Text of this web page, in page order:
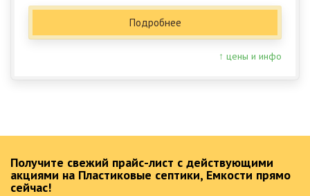
Подробнее
↑ цены и инфо
Получите свежий прайс-лист с действующими
акциями на Пластиковые септики, Емкости прямо
сейчас!